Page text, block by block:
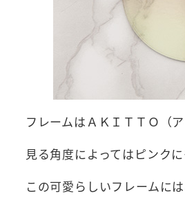
フレームはＡＫＩＴＴＯ（
見る角度によってはピンク
この可愛らしいフレームに